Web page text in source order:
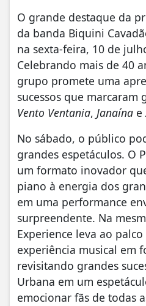
O grande destaque da
da banda Biquini
na sexta-feira, 10 de
Celebrando mais de 40
grupo promete uma
sucessos que marcaram
Vento Ventania, Janaína e
No sábado, o público
grandes espetáculos. O
um formato inovador
piano à energia dos
em uma performance
surpreendente. Na
Experience leva ao
experiência musical em
revisitando grandes
Urbana em um
emocionar fãs de todas